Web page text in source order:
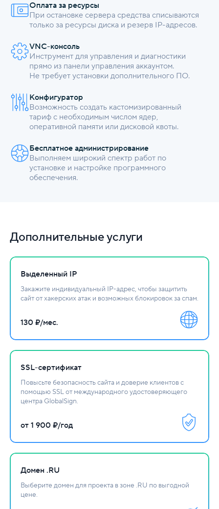
Оплата за ресурсы
При остановке сервера средства списываются
только за ресурсы диска и резерв IP-адресов.
VNC-консоль
Инструмент для управления и диагностики
прямо из панели управления аккаунтом.
Не требует установки дополнительного ПО.
Конфигуратор
Возможность создать кастомизированный
тариф с необходимым числом ядер,
оперативной памяти или дисковой квоты.
Бесплатное администрирование
Выполняем широкий спектр работ по
установке и настройке программного
обеспечения.
Дополнительные услуги
Выделенный IP
Закажите индивидуальный IP-адрес, чтобы защитить
сайт от хакерских атак и возможных блокировок за спам.
130 ₽/мес.
SSL-сертификат
Повысьте безопасность сайта и доверие клиентов с
помощью SSL от международного удостоверяющего
центра GlobalSign.
от 1 900 ₽/год
Домен .RU
Выберите домен для проекта в зоне .RU по выгодной
цене.